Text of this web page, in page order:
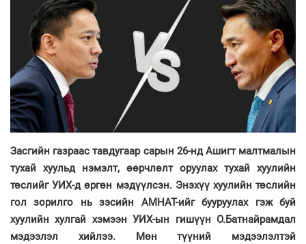
Засгийн газраас тавдугаар сарын 26-нд Ашигт малтмалын
тухай хуульд нэмэлт, өөрчлөлт оруулах тухай хуулийн
төслийг УИХ-д өргөн мэдүүлсэн. Энэхүү хуулийн төслийн
гол зорилго нь зэсийн АМНАТ-ийг бууруулах гэж буй
хуулийн хулгай хэмээн УИХ-ын гишүүн О.Батнайрамдал
мэдээлэл хийлээ. Мөн түүний мэдээлэлтэй